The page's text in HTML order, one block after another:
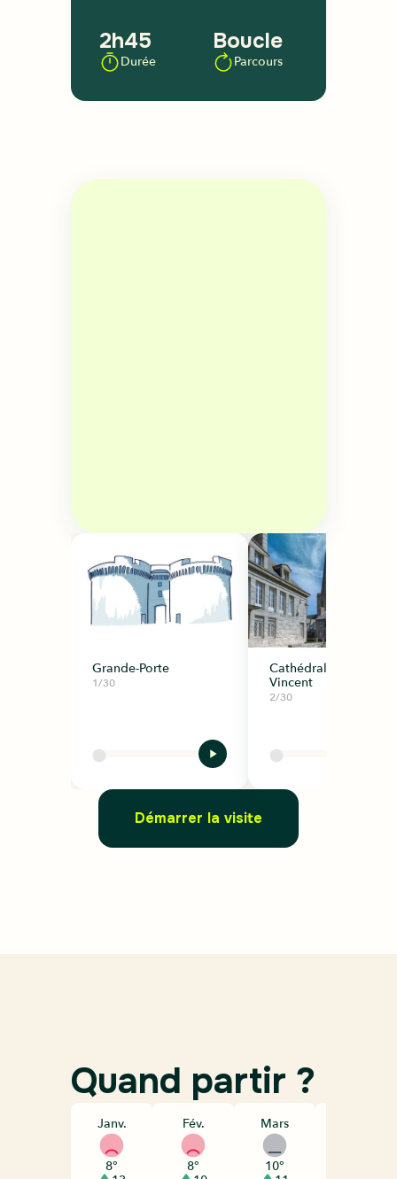
2h45
Durée
Boucle
Parcours
Grande-Porte
1/30
Cathédrale Saint-
Vincent
2/30
Démarrer la visite
Quand partir ?
Janv.
8°
Fév.
8°
Mars
10°